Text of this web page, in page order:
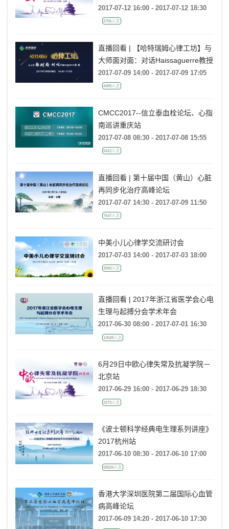
2017-07-12 16:00 - 2017-07-12 18:30
2756人次
直播回看 | 【哈特瑞姆心律工坊】与
大师面对面：对话Haissaguerre教授
2017-07-09 14:00 - 2017-07-09 17:05
4499人次
CMCC2017--信立泰血栓论坛、心指
南巡讲重庆站
2017-07-08 08:30 - 2017-07-08 15:55
5412人次
直播回看 | 第十届中国（黄山）心脏
再同步化治疗高峰论坛
2017-07-07 14:30 - 2017-07-09 11:50
7647人次
中美小儿心律学交流研讨会
2017-07-03 14:00 - 2017-07-03 18:00
3068人次
直播回看 | 2017年浙江省医学会心电
生理与起搏分会学术年会
2017-06-30 08:00 - 2017-07-01 16:30
14528人次
6月29日中欧心律失常及抗凝学院－
北京站
2017-06-29 16:00 - 2017-06-29 18:30
3273人次
《波士顿科学经典电生理系列讲座》
2017杭州站
2017-06-10 08:30 - 2017-06-10 17:00
58529人次
香港大学深圳医院第二届国际心血管
病高峰论坛
2017-06-09 14:20 - 2017-06-10 17:30